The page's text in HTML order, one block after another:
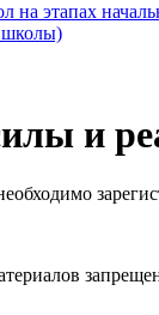
этапах
школы)
и